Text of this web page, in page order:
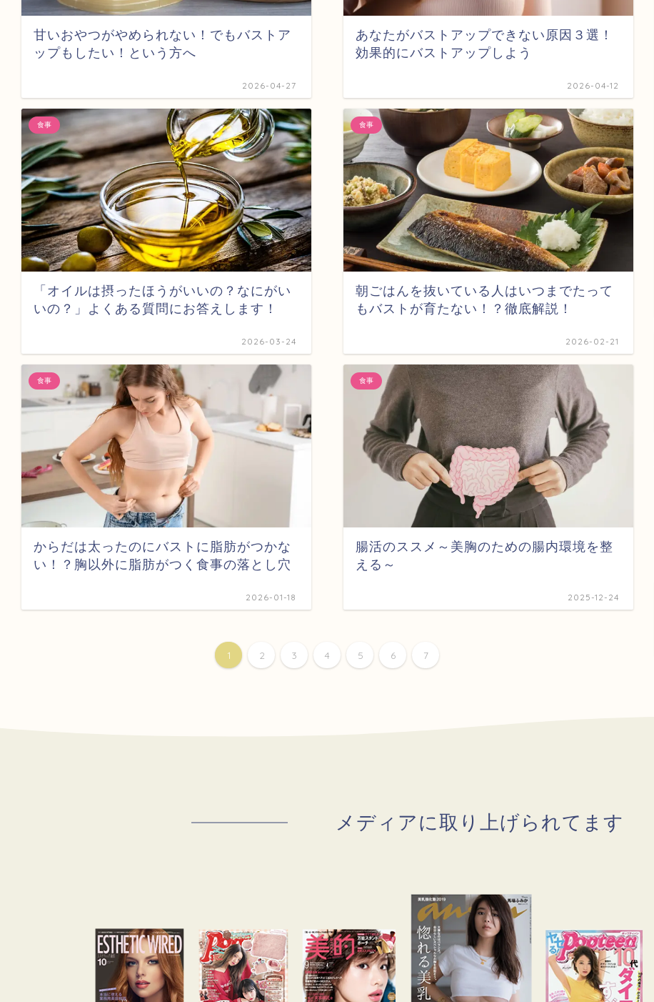
甘いおやつがやめられない！でもバストア
ップもしたい！という方へ
2026-04-27
あなたがバストアップできない原因３選！
効果的にバストアップしよう
2026-04-12
食事
「オイルは摂ったほうがいいの？なにがい
いの？」よくある質問にお答えします！
2026-03-24
食事
朝ごはんを抜いている人はいつまでたって
もバストが育たない！？徹底解説！
2026-02-21
食事
からだは太ったのにバストに脂肪がつかな
い！？胸以外に脂肪がつく食事の落とし穴
2026-01-18
食事
腸活のススメ～美胸のための腸内環境を整
える～
2025-12-24
1 2 3 4 5 6 7
メディアに取り上げられてます